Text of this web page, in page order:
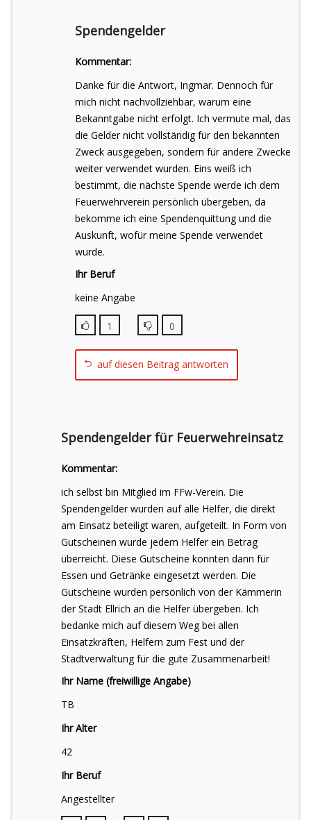
Spendengelder
Kommentar:
Danke für die Antwort, Ingmar. Dennoch für
mich nicht nachvollziehbar, warum eine
Bekanntgabe nicht erfolgt. Ich vermute mal, das
die Gelder nicht vollständig für den bekannten
Zweck ausgegeben, sondern für andere Zwecke
weiter verwendet wurden. Eins weiß ich
bestimmt, die nächste Spende werde ich dem
Feuerwehrverein persönlich übergeben, da
bekomme ich eine Spendenquittung und die
Auskunft, wofür meine Spende verwendet
wurde.
Ihr Beruf
keine Angabe
1 0
auf diesen Beitrag antworten
Spendengelder für Feuerwehreinsatz
Kommentar:
ich selbst bin Mitglied im FFw-Verein. Die
Spendengelder wurden auf alle Helfer, die direkt
am Einsatz beteiligt waren, aufgeteilt. In Form von
Gutscheinen wurde jedem Helfer ein Betrag
überreicht. Diese Gutscheine konnten dann für
Essen und Getränke eingesetzt werden. Die
Gutscheine wurden persönlich von der Kämmerin
der Stadt Ellrich an die Helfer übergeben. Ich
bedanke mich auf diesem Weg bei allen
Einsatzkräften, Helfern zum Fest und der
Stadtverwaltung für die gute Zusammenarbeit!
Ihr Name (freiwillige Angabe)
TB
Ihr Alter
42
Ihr Beruf
Angestellter